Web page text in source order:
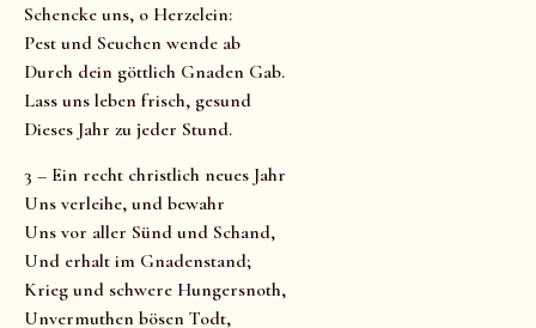
Schencke uns, o Herzelein:
Pest und Seuchen wende ab
Durch dein göttlich Gnaden Gab.
Lass uns leben frisch, gesund
Dieses Jahr zu jeder Stund.
3 – Ein recht christlich neues Jahr
Uns verleihe, und bewahr
Uns vor aller Sünd und Schand,
Und erhalt im Gnadenstand;
Krieg und schwere Hungersnoth,
Unvermuthen bösen Todt,